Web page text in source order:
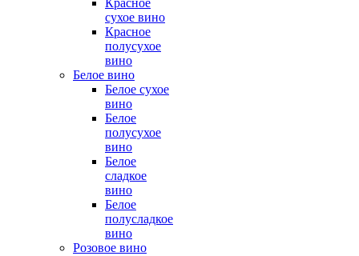
Красное
сухое вино
Красное
полусухое
вино
Белое вино
Белое сухое
вино
Белое
полусухое
вино
Белое
сладкое
вино
Белое
полусладкое
вино
Розовое вино